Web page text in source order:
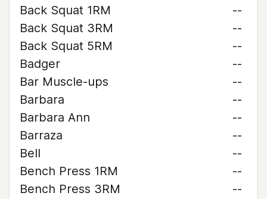
Back Squat 1RM
--
Back Squat 3RM
--
Back Squat 5RM
--
Badger
--
Bar Muscle-ups
--
Barbara
--
Barbara Ann
--
Barraza
--
Bell
--
Bench Press 1RM
--
Bench Press 3RM
--